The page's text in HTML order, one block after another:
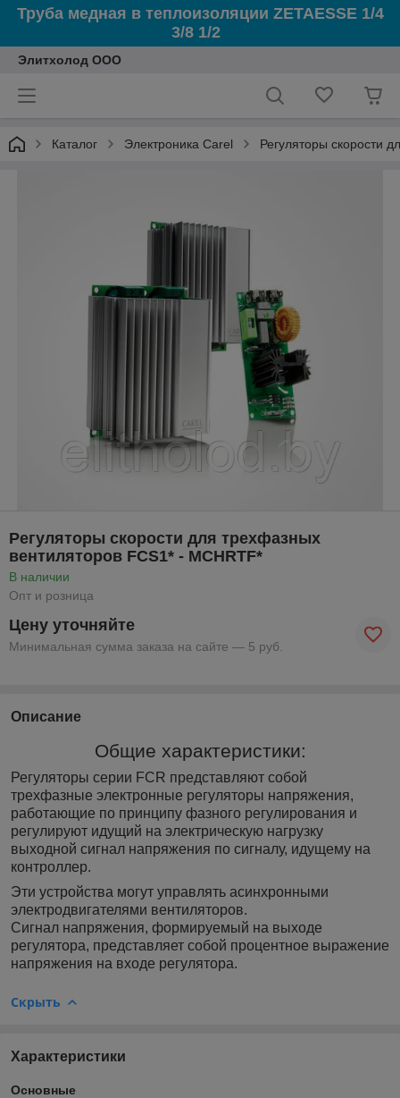
Труба медная в теплоизоляции ZETAESSE 1/4
3/8 1/2
Элитхолод ООО
Каталог Электроника Carel Регуляторы скорости
Регуляторы скорости для трехфазных
вентиляторов FCS1* - MCHRTF*
В наличии
Опт и розница
Цену уточняйте
Минимальная сумма заказа на сайте — 5 руб.
Описание
Общие характеристики:
Регуляторы серии FCR представляют собой
трехфазные электронные регуляторы напряжения,
работающие по принципу фазного регулирования и
регулируют идущий на электрическую нагрузку
выходной сигнал напряжения по сигналу, идущему на
контроллер.
Эти устройства могут управлять асинхронными
электродвигателями вентиляторов.
Сигнал напряжения, формируемый на выходе
регулятора, представляет собой процентное выражение
напряжения на входе регулятора.
Скрыть
Характеристики
Основные